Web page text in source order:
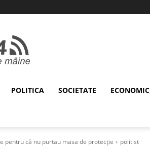
POLITICA SOCIETATE ECONOMIC
pentru că nu purtau masa de protecție politist